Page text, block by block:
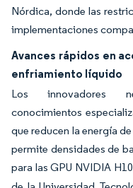
Nórdica, donde las
implementaciones
Avances rápidos en
enfriamiento líquido
Los innovadores
conocimientos
que reducen la energía
permite densidades de
para las GPU NVIDIA